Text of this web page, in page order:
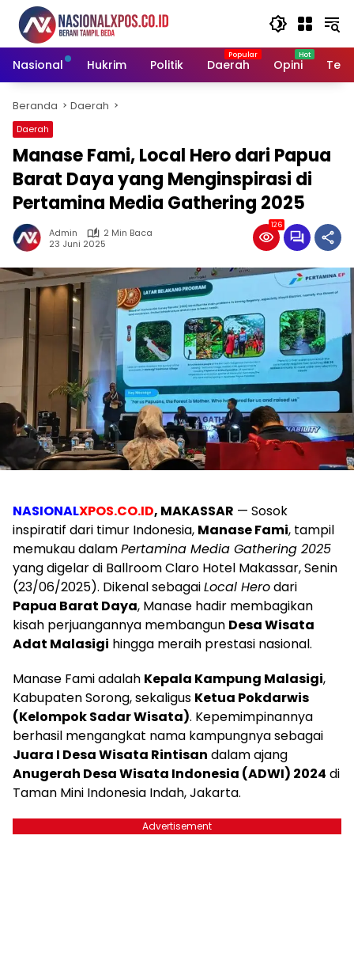
Langsung
konten
Nasional
Hukrim Politik Daerah Opini
Beranda Daerah
Daerah
Manase Fami, Local Hero dari Papua
Barat Daya yang Menginspirasi di
Pertamina Media Gathering 2025
Admin
2 Min Baca
23 Juni 2025
126
NASIONALXPOS.CO.ID, MAKASSAR — Sosok
inspiratif dari timur Indonesia, Manase Fami, tampil
memukau dalamPertamina Media Gathering 2025
yang digelar di Ballroom Claro Hotel Makassar, Senin
(23/06/2025). Dikenal sebagaiLocal Herodari
Papua Barat Daya, Manase hadir membagikan
kisah perjuangannya membangun Desa Wisata
Adat Malasigi hingga meraih prestasi nasional.
Manase Fami adalah Kepala Kampung Malasigi,
Kabupaten Sorong, sekaligus Ketua Pokdarwis
(Kelompok Sadar Wisata). Kepemimpinannya
berhasil mengangkat nama kampungnya sebagai
Juara I Desa Wisata Rintisan dalam ajang
Anugerah Desa Wisata Indonesia (ADWI) 2024 di
Taman Mini Indonesia Indah, Jakarta.
Advertisement